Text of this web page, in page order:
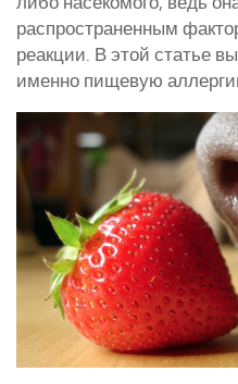
Разведение и
распространенным
реакции. В этой статье
именно пищевую